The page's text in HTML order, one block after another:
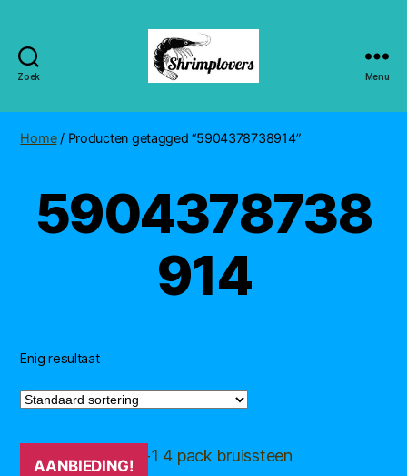
Zoek Menu
Home/ Producten getagged “5904378738914”
5904378738
914
Enig resultaat
AANBIEDING!